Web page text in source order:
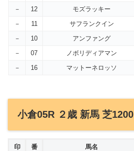
－
12 モズラッキー
－
11 サフランクイン
－
10 アンファング
－
07 ノボリディアマン
－
16 マットーネロッソ
小倉05R ２歳 新馬 芝1200
印 番 馬名